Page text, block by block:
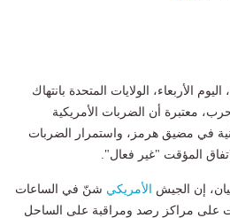
الأربعاء، الولايات المتحدة بانتهاك
معتبرة أن الضربات الأمريكية
في مضيق هرمز، واستمرار الضربات
المؤقت "غير فعال".
إن الجيش الأمريكي شنّ في الساعات
على مراكز رصد ومراقبة على الساحل